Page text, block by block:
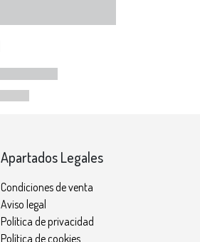
Apartados Legales
Condiciones de venta
Aviso legal
Política de privacidad
Política de cookies